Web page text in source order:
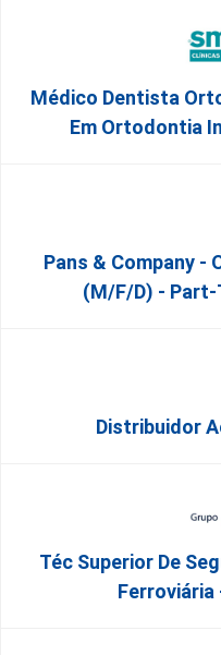
Médico Dentista
Em Ortodontia
Pans & Company -
(m/f/d) - Part-
Distribuidor
Téc Superior De
Ferroviária